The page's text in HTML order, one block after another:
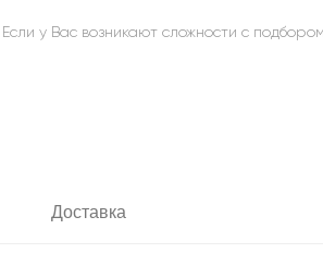
Если у Вас возникают сложности с
Доставка